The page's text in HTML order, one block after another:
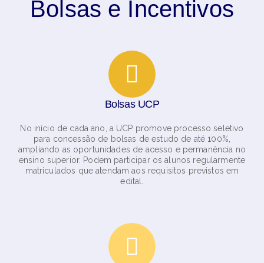
Bolsas e Incentivos
Bolsas UCP
No início de cada ano, a UCP promove processo seletivo
para concessão de bolsas de estudo de até 100%,
ampliando as oportunidades de acesso e permanência no
ensino superior. Podem participar os alunos regularmente
matriculados que atendam aos requisitos previstos em
edital.